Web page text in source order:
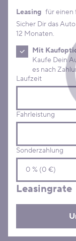
Leasing
Leasing für einen
Sicher Dir das
12 Monaten.
Mit
Kaufe Dein
Laufzeit
Fahrleistung
Sonderzahlung
Leasingrate